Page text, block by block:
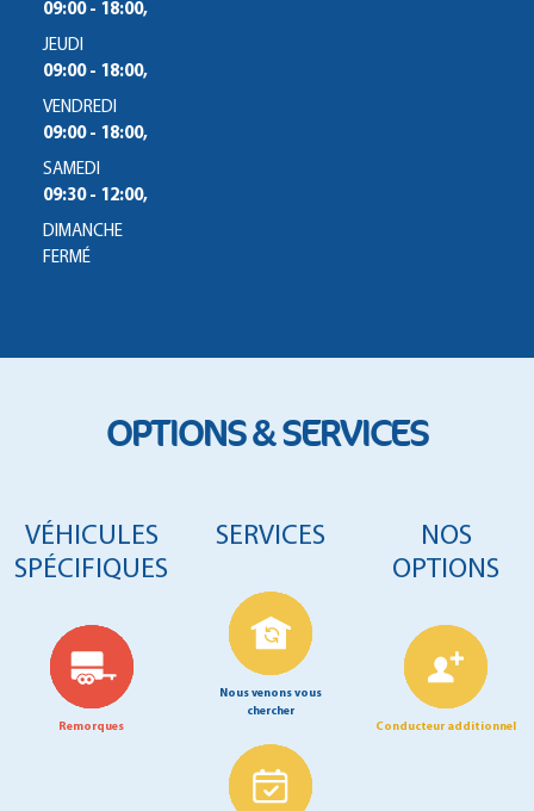
09:00 - 18:00,
JEUDI
09:00 - 18:00,
VENDREDI
09:00 - 18:00,
SAMEDI
09:30 - 12:00,
DIMANCHE
FERMÉ
OPTIONS & SERVICES
VÉHICULES
SPÉCIFIQUES
Remorques
SERVICES
Nous venons vous
chercher
NOS
OPTIONS
Conducteur additionnel